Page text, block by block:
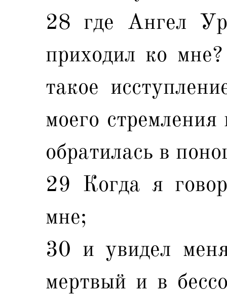
28 где Ангел
приходил ко
такое
моего
обратилась в
29 Когда я
мне;
30 и увидел
мертвый и в